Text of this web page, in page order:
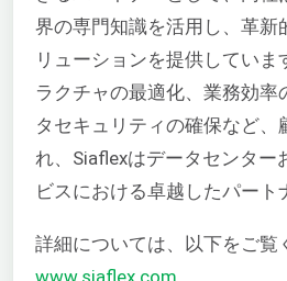
界の専門知識を活用し、革新
リューションを提供していま
ラクチャの最適化、業務効率
タセキュリティの確保など、
れ、Siaflexはデータセンター
ビスにおける卓越したパート
詳細については、以下をご覧
www.siaflex.com